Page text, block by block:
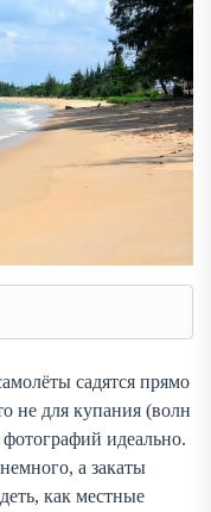
садятся прямо
не для купания (волн
идеально.
а закаты
как местные